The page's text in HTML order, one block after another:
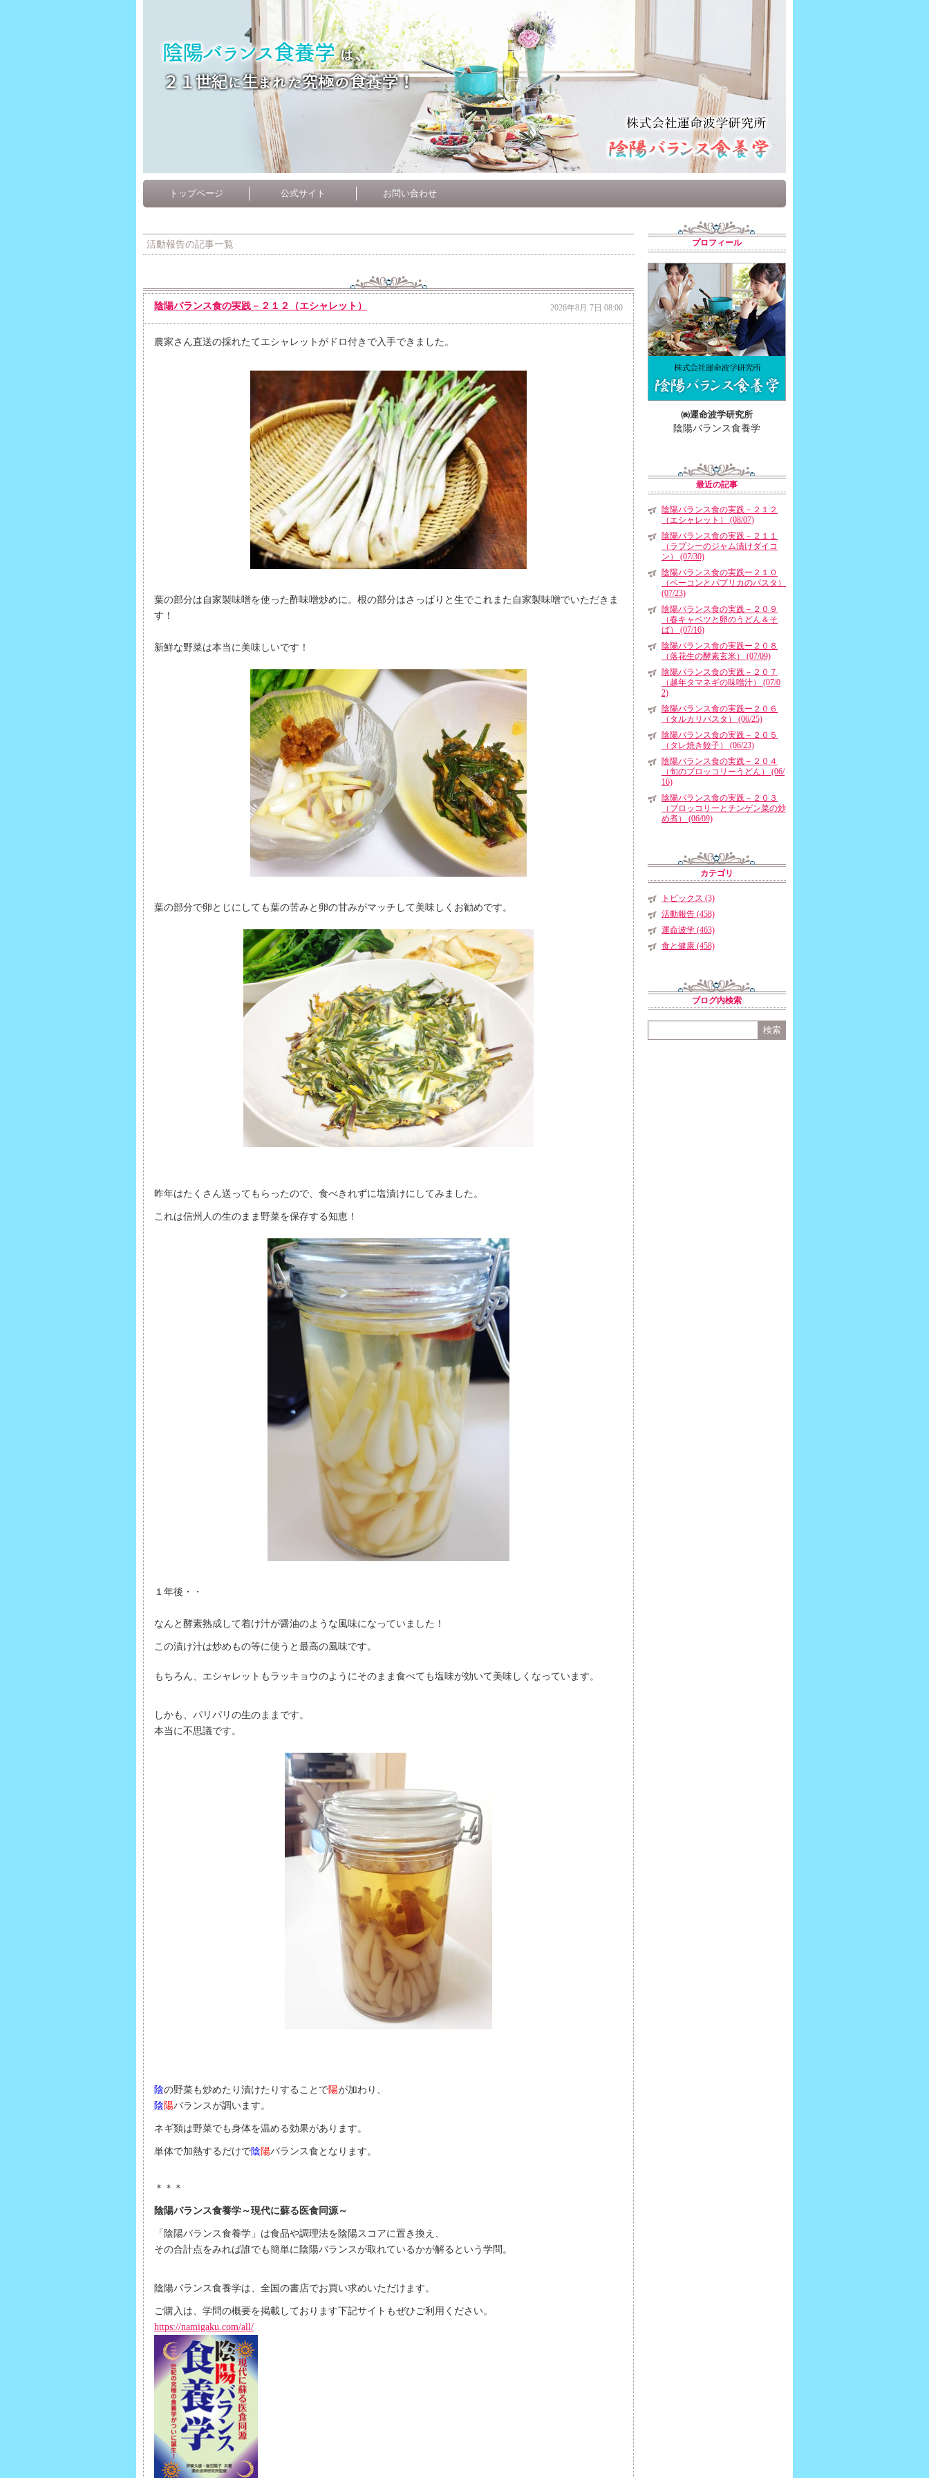
トップページ 公式サイト お問い合わせ
活動報告の記事一覧
陰陽バランス食の実践－２１２（エシャレット） 2026年8月 7日 08:00
農家さん直送の採れたてエシャレットがドロ付きで入手できました。
葉の部分は自家製味噌を使った酢味噌炒めに。根の部分はさっぱりと生でこれまた自家製味噌でいただきま
す！
新鮮な野菜は本当に美味しいです！
葉の部分で卵とじにしても葉の苦みと卵の甘みがマッチして美味しくお勧めです。
昨年はたくさん送ってもらったので、食べきれずに塩漬けにしてみました。
これは信州人の生のまま野菜を保存する知恵！
１年後・・
なんと酵素熟成して着け汁が醤油のような風味になっていました！
この漬け汁は炒めもの等に使うと最高の風味です。
もちろん、エシャレットもラッキョウのようにそのまま食べても塩味が効いて美味しくなっています。
しかも、パリパリの生のままです。
本当に不思議です。
陰の野菜も炒めたり漬けたりすることで陽が加わり、
陰 陽バランスが調います。
ネギ類は野菜でも身体を温める効果があります。
単体で加熱するだけで陰 陽バランス食となります。
＊＊＊
陰陽バランス食養学～現代に蘇る医食同源～
「陰陽バランス食養学」は食品や調理法を陰陽スコアに置き換え、
その合計点をみれば誰でも簡単に陰陽バランスが取れているかが解るという学問。
陰陽バランス食養学は、全国の書店でお買い求めいただけます。
ご購入は、学問の概要を掲載しております下記サイトもぜひご利用ください。
https://namigaku.com/all/
プロフィール
㈱運命波学研究所
陰陽バランス食養学
最近の記事
陰陽バランス食の実践－２１２
（エシャレット） (08/07)
陰陽バランス食の実践－２１１
（ラプシーのジャム漬けダイコ
ン） (07/30)
陰陽バランス食の実践ー２１０
（ベーコンとパプリカのパスタ）
(07/23)
陰陽バランス食の実践－２０９
（春キャベツと卵のうどん＆そ
ば） (07/16)
陰陽バランス食の実践ー２０８
（落花生の酵素玄米） (07/09)
陰陽バランス食の実践－２０７
（越年タマネギの味噌汁） (07/0
2)
陰陽バランス食の実践ー２０６
（タルカリパスタ） (06/25)
陰陽バランス食の実践－２０５
（タレ焼き餃子） (06/23)
陰陽バランス食の実践－２０４
（旬のブロッコリーうどん） (06/
16)
陰陽バランス食の実践－２０３
（ブロッコリーとチンゲン菜の炒
め煮） (06/09)
カテゴリ
トピックス (3)
活動報告 (458)
運命波学 (463)
食と健康 (458)
ブログ内検索